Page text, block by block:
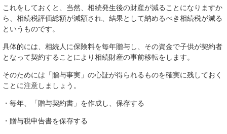
これをしておくと、当然、相続発生後の財産が減ることになりますか
ら、相続税評価総額が減額され、結果として納めるべき相続税が減る
というものです。
具体的には、相続人に保険料を毎年贈与し、その資金で子供が契約者
となって契約することにより相続財産の事前移転をします。
そのためには「贈与事実」の心証が得られるものを確実に残しておく
ことに注意しましょう。
・毎年、「贈与契約書」を作成し、保存する
・贈与税申告書を保存する